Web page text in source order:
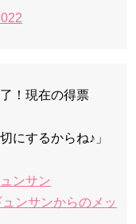
！現在の得票
にするからね♪」
ンサン
ンサンからのメッ